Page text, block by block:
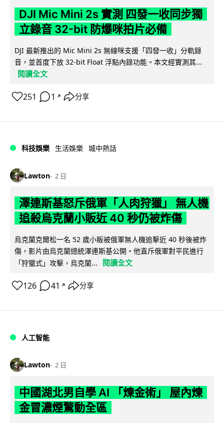
DJI Mic Mini 2s 實測 四發一收同步獨
立錄音 32-bit 防爆咪拍片必備
DJI 最新推出的 Mic Mini 2s 無線咪支援「四發一收」分軌錄
音，並首度下放 32-bit Float 浮點內錄功能。本文經實測其...
閱讀全文
251 1 ↗ 分享
科技娛樂 生活娛樂 城中熱話
Lawton 2 日
澤連斯基怒斥俄軍「人肉狩獵」 無人機
追殺烏克蘭小販近 40 秒仍被炸傷
烏克蘭克爾松一名 52 歲小販被俄軍無人機追擊近 40 秒後被炸
傷，影片由烏克蘭總統澤連斯基公開。他直斥俄軍對平民進行
「狩獵式」攻擊，烏克蘭...
閱讀全文
126 41 ↗ 分享
人工智能
Lawton 2 日
中國湖北男自學 AI 「煉金術」 屋內煉
金冒濃煙驚動全區